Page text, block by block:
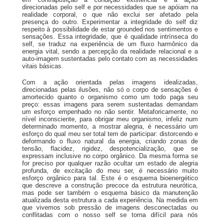
direcionadas pelo self e por necessidades que se apóiam na
realidade corporal, o que não exclui ser afetado pela
presença do outro. Experimentar a integridade do self diz
respeito à possibilidade de estar grounded nos sentimentos e
sensações. Essa integridade, que é qualidade intrínseca do
self, se traduz na experiência de um fluxo harmônico da
energia vital, sendo a percepção da realidade relacional e a
auto-imagem sustentadas pelo contato com as necessidades
vitais básicas.
Com a ação orientada pelas imagens idealizadas,
direcionadas pelas ilusões, não só o corpo de sensações é
amortecido quanto o organismo como um todo paga seu
preço: essas imagens para serem sustentadas demandam
um esforço empenhado no não sentir. Metaforicamente, no
nível inconsciente, para obrigar meu organismo, infeliz num
determinado momento, a mostrar alegria, é necessário um
esforço do qual meu ser total tem de participar: distorcendo e
deformando o fluxo natural da energia, criando zonas de
tensão, flacidez, rigidez, despotencialização, que se
expressam inclusive no corpo orgânico. Da mesma forma se
for preciso por qualquer razão ocultar um estado de alegria
profunda, de excitação do meu ser, é necessário muito
esforço orgânico para tal. Este é o esquema bioenergético
que descreve a construção precoce da estrutura neurótica,
mas pode ser também o esquema básico da manutenção
atualizada desta estrutura a cada experiência. Na medida em
que vivemos sob pressão de imagens desconectadas ou
conflitadas com o nosso self se torna difícil para nós